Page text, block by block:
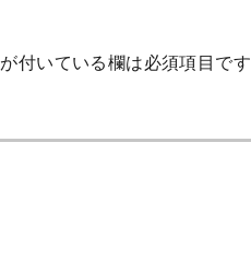
が付いている欄は必須項目です